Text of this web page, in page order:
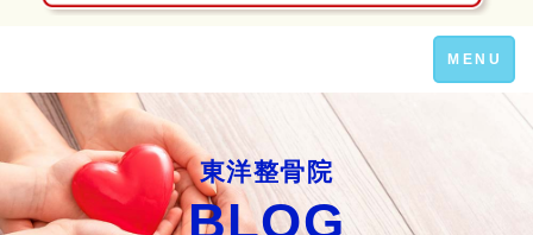
Toggle
navigation
MENU
東洋整骨院
BLOG